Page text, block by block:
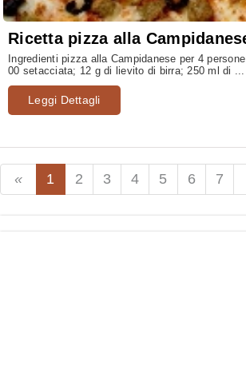
Ricetta pizza alla
Ingredienti pizza alla Campidanese per 4
00 setacciata; 12 g di lievito di birra; 250 ml di ...
Leggi Dettagli
1 2 3 4 5 6 7